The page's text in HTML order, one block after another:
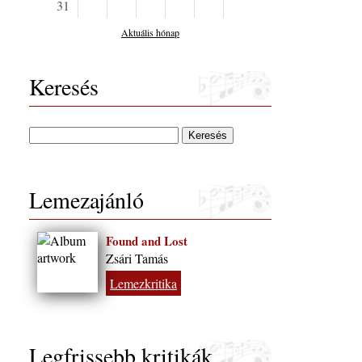
Trios: Ocean
31
Aktuális hónap
Keresés
Lemezajánló
Found and Lost
Zsári Tamás
Lemezkritika
Legfrissebb kritikák